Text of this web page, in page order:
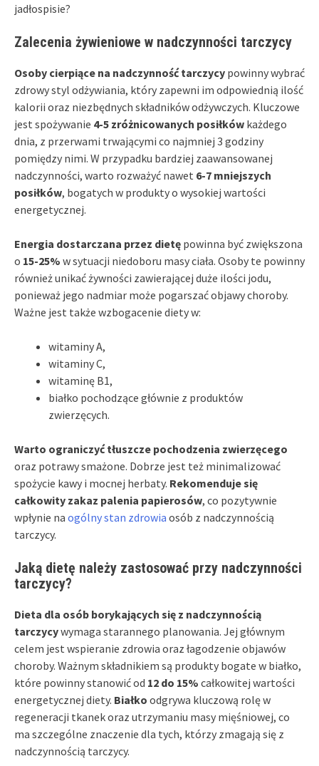
jadłospisie?
Zalecenia żywieniowe w nadczynności tarczycy
Osoby cierpiące na nadczynność tarczycy powinny wybrać
zdrowy styl odżywiania, który zapewni im odpowiednią ilość
kalorii oraz niezbędnych składników odżywczych. Kluczowe
jest spożywanie 4-5 zróżnicowanych posiłków każdego
dnia, z przerwami trwającymi co najmniej 3 godziny
pomiędzy nimi. W przypadku bardziej zaawansowanej
nadczynności, warto rozważyć nawet 6-7 mniejszych
posiłków, bogatych w produkty o wysokiej wartości
energetycznej.
Energia dostarczana przez dietę powinna być zwiększona
o 15-25% w sytuacji niedoboru masy ciała. Osoby te powinny
również unikać żywności zawierającej duże ilości jodu,
ponieważ jego nadmiar może pogarszać objawy choroby.
Ważne jest także wzbogacenie diety w:
witaminy A,
witaminy C,
witaminę B1,
białko pochodzące głównie z produktów
zwierzęcych.
Warto ograniczyć tłuszcze pochodzenia zwierzęcego
oraz potrawy smażone. Dobrze jest też minimalizować
spożycie kawy i mocnej herbaty. Rekomenduje się
całkowity zakaz palenia papierosów, co pozytywnie
wpłynie na ogólny stan zdrowia osób z nadczynnością
tarczycy.
Jaką dietę należy zastosować przy nadczynności
tarczycy?
Dieta dla osób borykających się z nadczynnością
tarczycywymaga starannego planowania. Jej głównym
celem jest wspieranie zdrowia oraz łagodzenie objawów
choroby. Ważnym składnikiem są produkty bogate w białko,
które powinny stanowić od 12 do 15% całkowitej wartości
energetycznej diety. Białko odgrywa kluczową rolę w
regeneracji tkanek oraz utrzymaniu masy mięśniowej, co
ma szczególne znaczenie dla tych, którzy zmagają się z
nadczynnością tarczycy.